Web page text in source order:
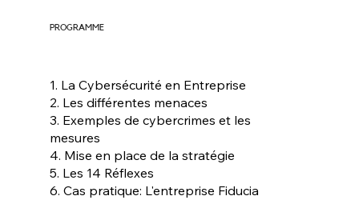
1. La Cybersécurité en Entreprise
2. Les différentes menaces
3. Exemples de cybercrimes et les
mesures
4. Mise en place de la stratégie
5. Les 14 Réflexes
6. Cas pratique: L'entreprise Fiducia
PROGRAMME